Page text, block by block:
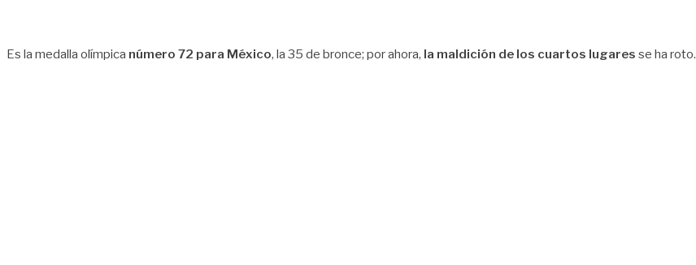
Es la medalla olímpica número 72 para México, la 35 de bronce; por ahora, la maldición de los cuartos lugares se ha roto.